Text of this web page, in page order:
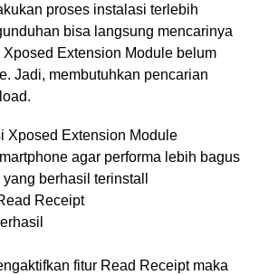
proses instalasi terlebih
bisa langsung mencarinya
Extension Module belum
Jadi, membutuhkan pencarian
Xposed Extension Module
agar performa lebih bagus
berhasil terinstall
Receipt
fitur Read Receipt maka